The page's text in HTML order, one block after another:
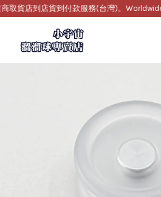
取貨店到店貨到付款服務(台灣)。Worldwide
您的購物車目前
繼續購物